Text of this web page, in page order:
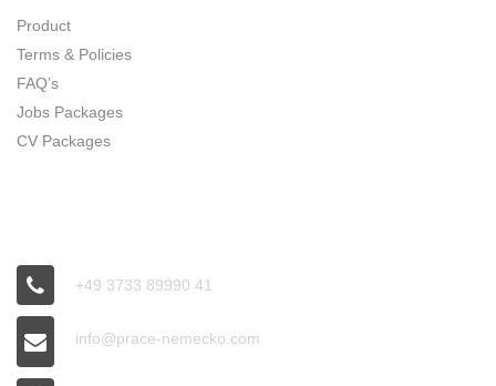
Product
Terms & Policies
FAQ’s
Jobs Packages
CV Packages
+49 3733 89990 41
info@prace-nemecko.com